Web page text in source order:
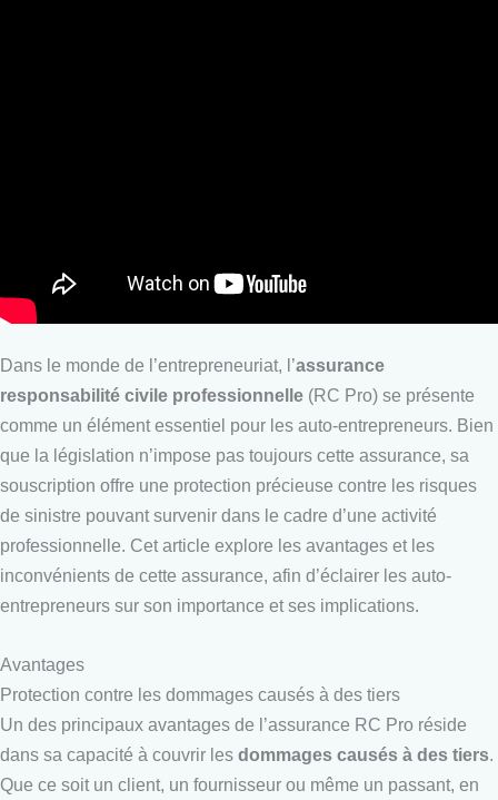
Dans le monde de l’entrepreneuriat, l’assurance
responsabilité civile professionnelle (RC Pro) se présente
comme un élément essentiel pour les auto-entrepreneurs. Bien
que la législation n’impose pas toujours cette assurance, sa
souscription offre une protection précieuse contre les risques
de sinistre pouvant survenir dans le cadre d’une activité
professionnelle. Cet article explore les avantages et les
inconvénients de cette assurance, afin d’éclairer les auto-
entrepreneurs sur son importance et ses implications.
Avantages
Protection contre les dommages causés à des tiers
Un des principaux avantages de l’assurance RC Pro réside
dans sa capacité à couvrir les dommages causés à des tiers.
Que ce soit un client, un fournisseur ou même un passant, en